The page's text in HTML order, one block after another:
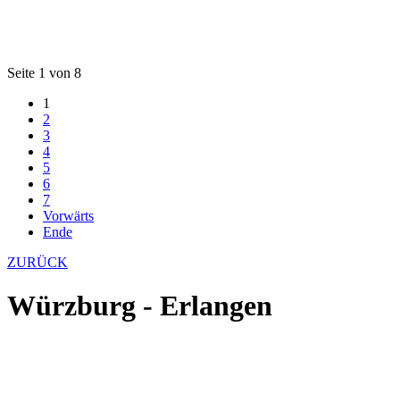
Seite 1 von 8
1
2
3
4
5
6
7
Vorwärts
Ende
ZURÜCK
Würzburg - Erlangen